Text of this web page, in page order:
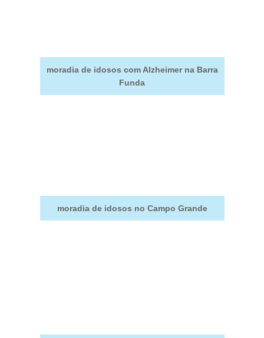
moradia de idosos com Alzheimer na Barra
Funda
moradia de idosos no Campo Grande